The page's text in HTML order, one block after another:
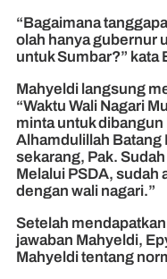
“Bagaimana
olah hanya gubernur
untuk Sumbar?” kata
Mahyeldi langsung
“Waktu Wali Nagari
minta untuk
Alhamdulillah Batang
sekarang, Pak.
Melalui PSDA, sudah
dengan wali nagari.”
Setelah
jawaban Mahyeldi,
Mahyeldi tentang